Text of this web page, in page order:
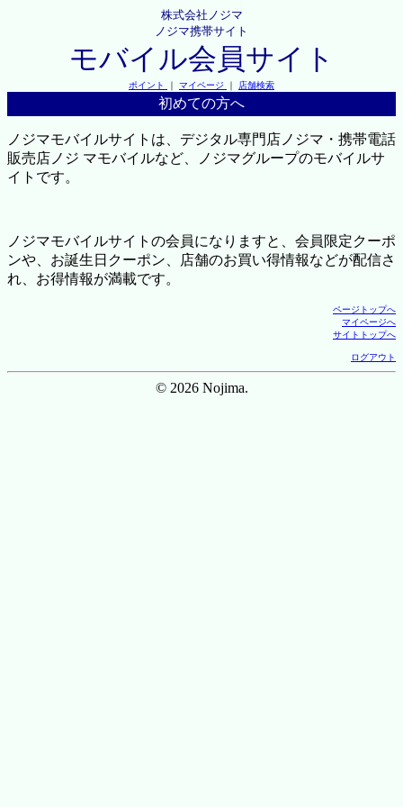
株式会社ノジマ
ノジマ携帯サイト
モバイル会員サイト
ポイント ｜ マイページ ｜ 店舗検索
初めての方へ
ノジマモバイルサイトは、デジタル専門店ノジマ・携帯電話
販売店ノジ マモバイルなど、ノジマグループのモバイルサ
イトです。
ノジマモバイルサイトの会員になりますと、会員限定クーポ
ンや、お誕生日クーポン、店舗のお買い得情報などが配信さ
れ、お得情報が満載です。
ページトップへ
マイページへ
サイトトップへ
ログアウト
© 2026 Nojima.